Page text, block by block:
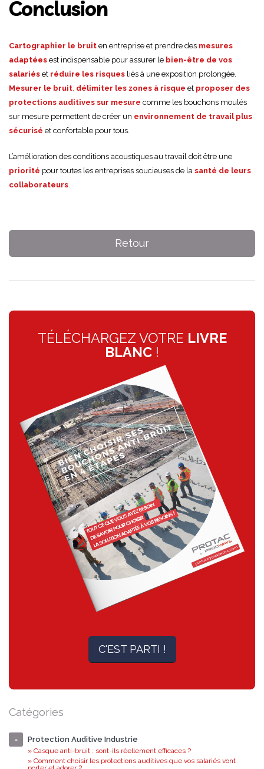
Conclusion
Cartographier le bruit en entreprise et prendre des mesures
adaptées est indispensable pour assurer le bien-être de vos
salariés et réduire les risques liés à une exposition prolongée.
Mesurer le bruit délimiter les zones à risque et proposer des
protections auditives sur mesure comme les bouchons moulés
sur mesure permettent de créer un environnement de travail plus
sécurisé et confortable pour tous.
L’amélioration des conditions acoustiques au travail doit être une
priorité pour toutes les entreprises soucieuses de la santé de leurs
collaborateurs
Retour
TÉLÉCHARGEZ VOTRE LIVRE
BLANC !
C'EST PARTI !
Catégories
Protection Auditive Industrie
» Casque anti-bruit : sont-ils réellement efficaces ?
» Comment choisir les protections auditives que vos salariés vont